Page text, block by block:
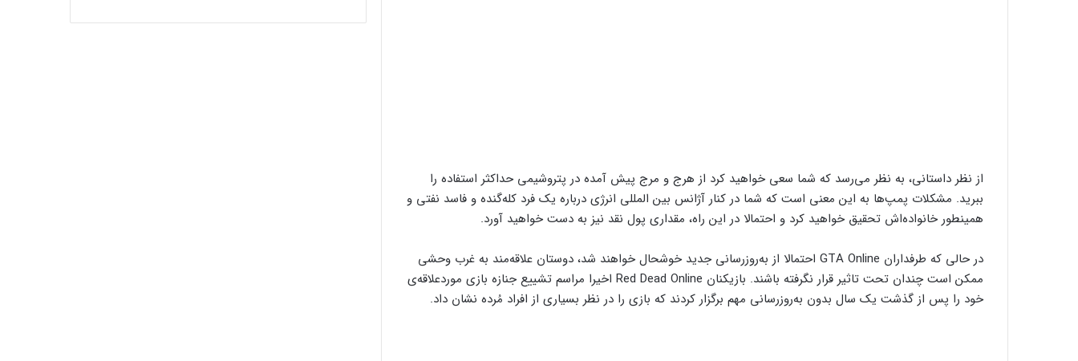
از نظر داستانی، به نظر می‌رسد که شما سعی خواهید کرد از هرج و مرج پیش آمده در پتروشیمی حداکثر استفاده را
ببرید. مشکلات پمپ‌ها به این معنی است که شما در کنار آژانس بین المللی انرژی درباره یک فرد کله‌گنده و فاسد نفتی و
همینطور خانواده‌اش تحقیق خواهید کرد و احتمالا در این راه، مقداری پول نقد نیز به دست خواهید آورد.
در حالی که طرفداران GTA Online احتمالا از به‌روزرسانی جدید خوشحال خواهند شد، دوستان علاقه‌مند به غرب وحشی
ممکن است چندان تحت تاثیر قرار نگرفته باشند. بازیکنان Red Dead Online اخیرا مراسم تشییع جنازه بازی موردعلاقه‌ی
خود را پس از گذشت یک سال بدون به‌روزرسانی مهم برگزار کردند که بازی را در نظر بسیاری از افراد مُرده نشان داد.